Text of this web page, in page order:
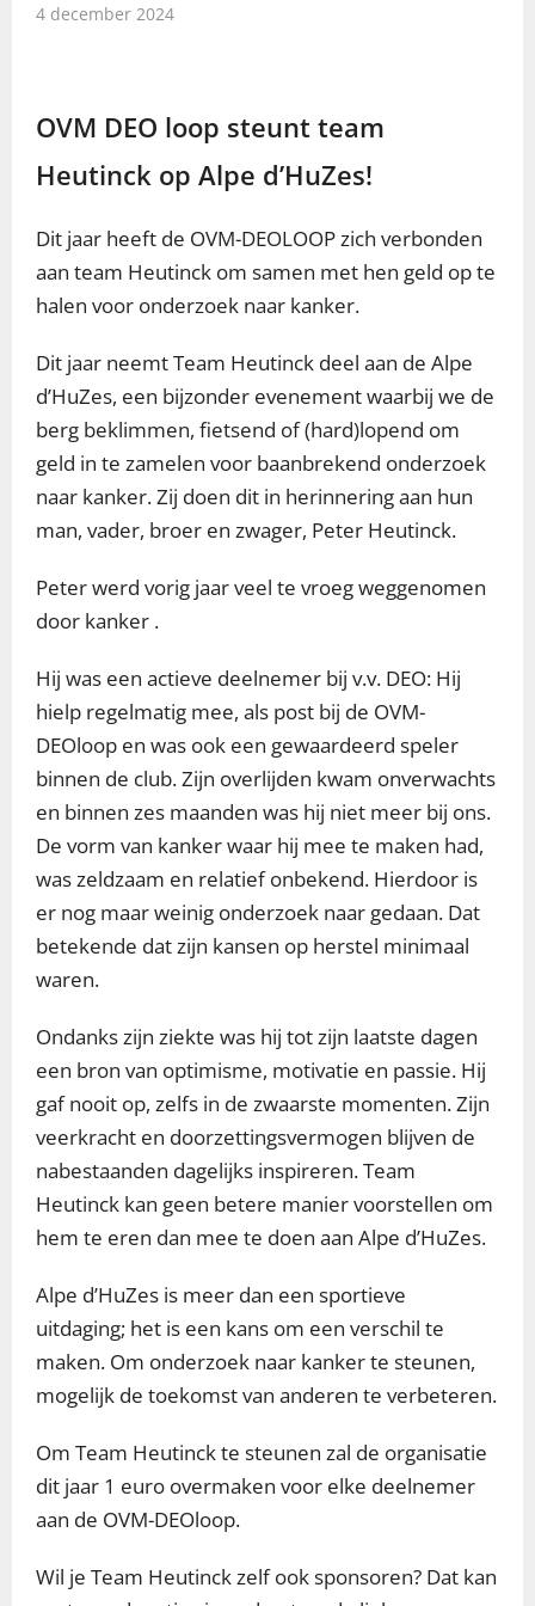
4 december 2024
OVM DEO loop steunt team
Heutinck op Alpe d’HuZes!
Dit jaar heeft de OVM-DEOLOOP zich verbonden
aan team Heutinck om samen met hen geld op te
halen voor onderzoek naar kanker.
Dit jaar neemt Team Heutinck deel aan de Alpe
d’HuZes, een bijzonder evenement waarbij we de
berg beklimmen, fietsend of (hard)lopend om
geld in te zamelen voor baanbrekend onderzoek
naar kanker. Zij doen dit in herinnering aan hun
man, vader, broer en zwager, Peter Heutinck.
Peter werd vorig jaar veel te vroeg weggenomen
door kanker .
Hij was een actieve deelnemer bij v.v. DEO: Hij
hielp regelmatig mee, als post bij de OVM-
DEOloop en was ook een gewaardeerd speler
binnen de club. Zijn overlijden kwam onverwachts
en binnen zes maanden was hij niet meer bij ons.
De vorm van kanker waar hij mee te maken had,
was zeldzaam en relatief onbekend. Hierdoor is
er nog maar weinig onderzoek naar gedaan. Dat
betekende dat zijn kansen op herstel minimaal
waren.
Ondanks zijn ziekte was hij tot zijn laatste dagen
een bron van optimisme, motivatie en passie. Hij
gaf nooit op, zelfs in de zwaarste momenten. Zijn
veerkracht en doorzettingsvermogen blijven de
nabestaanden dagelijks inspireren. Team
Heutinck kan geen betere manier voorstellen om
hem te eren dan mee te doen aan Alpe d’HuZes.
Alpe d’HuZes is meer dan een sportieve
uitdaging; het is een kans om een verschil te
maken. Om onderzoek naar kanker te steunen,
mogelijk de toekomst van anderen te verbeteren.
Om Team Heutinck te steunen zal de organisatie
dit jaar 1 euro overmaken voor elke deelnemer
aan de OVM-DEOloop.
Wil je Team Heutinck zelf ook sponsoren? Dat kan